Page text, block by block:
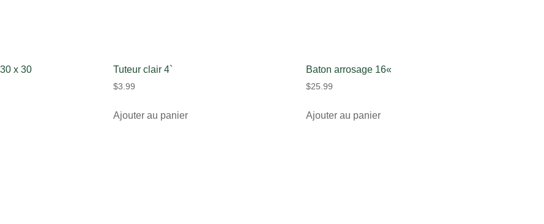
x 30 Tuteur clair 4`
$3.99
Ajouter au panier
Baton arrosage 16«
$25.99
Ajouter au panier